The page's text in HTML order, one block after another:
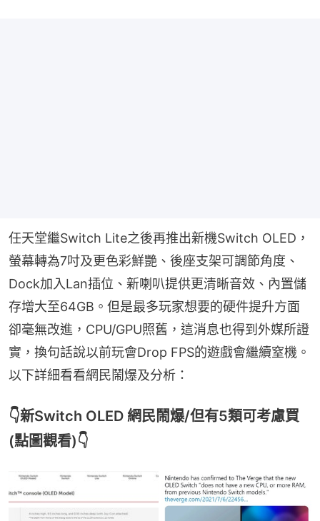
任天堂繼Switch Lite之後再推出新機Switch OLED，
螢幕轉為7吋及更色彩鮮艷、後座支架可調節角度、
Dock加入Lan插位、新喇叭提供更清晰音效、內置儲
存增大至64GB。但是最多玩家想要的硬件提升方面
卻毫無改進，CPU/GPU照舊，這消息也得到外媒所證
實，換句話說以前玩會Drop FPS的遊戲會繼續窒機。
以下詳細看看網民鬧爆及分析：
👇新Switch OLED 網民鬧爆/但有5類可考慮買
(點圖觀看)👇